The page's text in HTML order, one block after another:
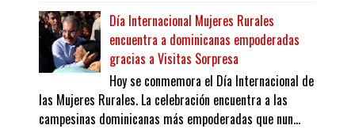
Día Internacional Mujeres Rurales
encuentra a dominicanas empoderadas
gracias a Visitas Sorpresa
Hoy se conmemora el Día Internacional de
las Mujeres Rurales. La celebración encuentra a las
campesinas dominicanas más empoderadas que nun...